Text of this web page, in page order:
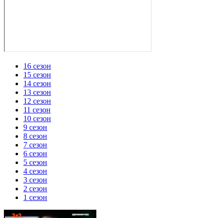
16 сезон
15 сезон
14 сезон
13 сезон
12 сезон
11 сезон
10 сезон
9 сезон
8 сезон
7 сезон
6 сезон
5 сезон
4 сезон
3 сезон
2 сезон
1 сезон